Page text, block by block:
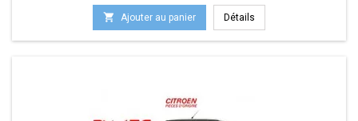
 Ajouter au panier Détails